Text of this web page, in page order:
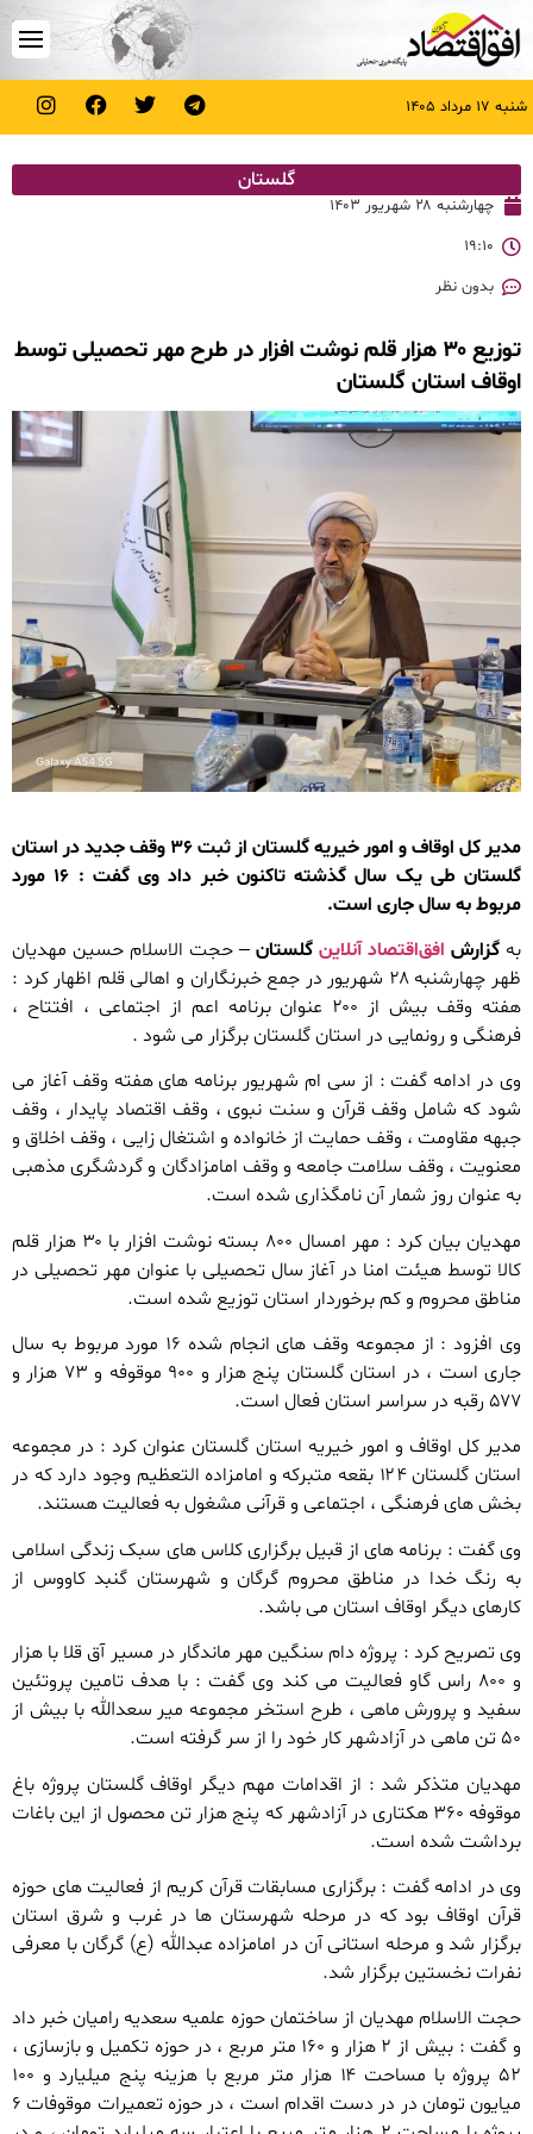
شنبه ۱۷ مرداد ۱۴۰۵
گلستان
چهارشنبه ۲۸ شهریور ۱۴۰۳
۱۹:۱۰
بدون نظر
توزیع ۳۰ هزار قلم نوشت افزار در طرح مهر تحصیلی توسط
اوقاف استان گلستان
مدیر کل اوقاف و امور خیریه گلستان از ثبت ۳۶ وقف جدید در استان
گلستان طی یک سال گذشته تاکنون خبر داد وی گفت : ۱۶ مورد
مربوط به سال جاری است.
به گزارش افق‌اقتصاد آنلاین گلستان – حجت الاسلام حسین مهدیان
ظهر چهارشنبه ۲۸ شهریور در جمع خبرنگاران و اهالی قلم اظهار کرد :
هفته وقف بیش از ۲۰۰ عنوان برنامه اعم از اجتماعی ، افتتاح ،
فرهنگی و رونمایی در استان گلستان برگزار می شود .
وی در ادامه گفت : از سی ام شهریور برنامه های هفته وقف آغاز می
شود که شامل وقف قرآن و سنت نبوی ، وقف اقتصاد پایدار ، وقف
جبهه مقاومت ، وقف حمایت از خانواده و اشتغال زایی ، وقف اخلاق و
معنویت ، وقف سلامت جامعه و وقف امامزادگان و گردشگری مذهبی
به عنوان روز شمار آن نامگذاری شده است.
مهدیان بیان کرد : مهر امسال ۸۰۰ بسته نوشت افزار با ۳۰ هزار قلم
کالا توسط هیئت امنا در آغاز سال تحصیلی با عنوان مهر تحصیلی در
مناطق محروم و کم برخوردار استان توزیع شده است.
وی افزود : از مجموعه وقف های انجام شده ۱۶ مورد مربوط به سال
جاری است ، در استان گلستان پنج هزار و ۹۰۰ موقوفه و ۷۳ هزار و
۵۷۷ رقبه در سراسر استان فعال است.
مدیر کل اوقاف و امور خیریه استان گلستان عنوان کرد : در مجموعه
استان گلستان ۱۲۴ بقعه متبرکه و امامزاده التعظیم وجود دارد که در
بخش های فرهنگی ، اجتماعی و قرآنی مشغول به فعالیت هستند.
وی گفت : برنامه های از قبیل برگزاری کلاس های سبک زندگی اسلامی
به رنگ خدا در مناطق محروم گرگان و شهرستان گنبد کاووس از
کارهای دیگر اوقاف استان می باشد.
وی تصریح کرد : پروژه دام سنگین مهر ماندگار در مسیر آق قلا با هزار
و ۸۰۰ راس گاو فعالیت می کند وی گفت : با هدف تامین پروتئین
سفید و پرورش ماهی ، طرح استخر مجموعه میر سعدالله با بیش از
۵۰ تن ماهی در آزادشهر کار خود را از سر گرفته است.
مهدیان متذکر شد : از اقدامات مهم دیگر اوقاف گلستان پروژه باغ
موقوفه ۳۶۰ هکتاری در آزادشهر که پنج هزار تن محصول از این باغات
برداشت شده است.
وی در ادامه گفت : برگزاری مسابقات قرآن کریم از فعالیت های حوزه
قرآن اوقاف بود که در مرحله شهرستان ها در غرب و شرق استان
برگزار شد و مرحله استانی آن در امامزاده عبدالله (ع) گرگان با معرفی
نفرات نخستین برگزار شد.
حجت الاسلام مهدیان از ساختمان حوزه علمیه سعدیه رامیان خبر داد
و گفت : بیش از ۲ هزار و ۱۶۰ متر مربع ، در حوزه تکمیل و بازسازی ،
۵۲ پروژه با مساحت ۱۴ هزار متر مربع با هزینه پنج میلیارد و ۱۰۰
میایون تومان در در دست اقدام است ، در حوزه تعمیرات موقوفات ۶